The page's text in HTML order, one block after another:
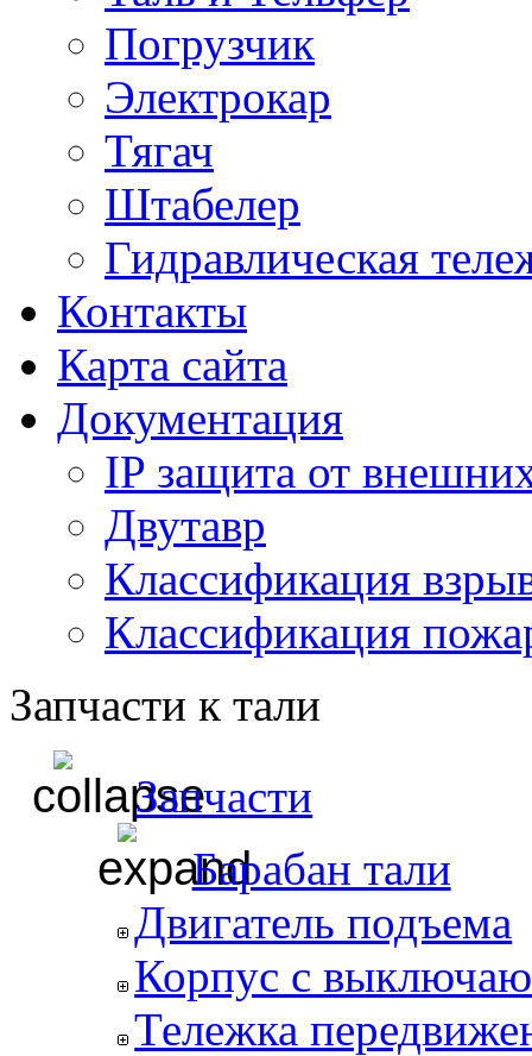
Погрузчик
Электрокар
Тягач
Штабелер
Гидравлическая
Контакты
Карта сайта
Документация
IP защита от
Двутавр
Классификация
Классификация
Запчасти к тали
Запчасти
Барабан тали
Двигатель подъема
Корпус с
Тележка